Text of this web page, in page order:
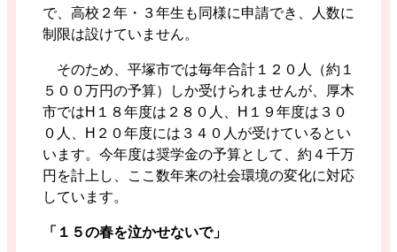
で、高校２年・３年生も同様に申請でき、人数に
制限は設けていません。
そのため、平塚市では毎年合計１２０人（約１
５００万円の予算）しか受けられませんが、厚木
市ではH１８年度は２８０人、H１９年度は３０
０人、H２０年度には３４０人が受けているとい
います。今年度は奨学金の予算として、約４千万
円を計上し、ここ数年来の社会環境の変化に対応
しています。
「１５の春を泣かせないで」